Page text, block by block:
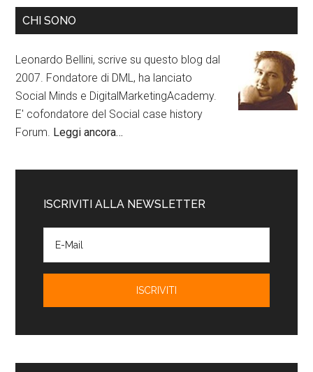
CHI SONO
Leonardo Bellini, scrive su questo blog dal
2007. Fondatore di DML, ha lanciato
Social Minds e DigitalMarketingAcademy.
E' cofondatore del Social case history
Forum. Leggi ancora…
ISCRIVITI ALLA NEWSLETTER